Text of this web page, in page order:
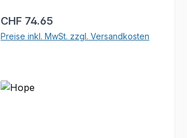
Regulärer Preis:
CHF 74.65
Preise inkl. MwSt. zzgl. Versandkosten